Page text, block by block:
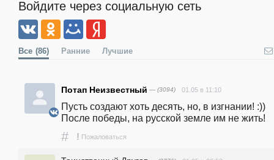
Войдите через социальную сеть
Все (86) Ранние Лучшие
Потап Неизвестный — (3094) 01.05 в 11:10
Пусть создают хоть десять, но, в изгнании! :))
После победы, на русской земле им не жить!
# ! Пожаловаться